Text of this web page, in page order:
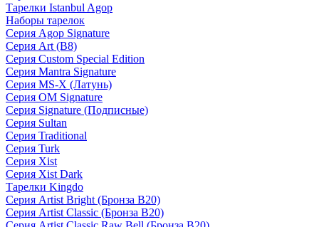
Тарелки Istanbul Agop
Наборы тарелок
Серия Agop Signature
Серия Art (B8)
Серия Custom Special Edition
Серия Mantra Signature
Серия MS-X (Латунь)
Серия OM Signature
Серия Signature (Подписные)
Серия Sultan
Серия Traditional
Серия Turk
Серия Xist
Серия Xist Dark
Тарелки Kingdo
Серия Artist Bright (Бронза B20)
Серия Artist Classic (Бронза B20)